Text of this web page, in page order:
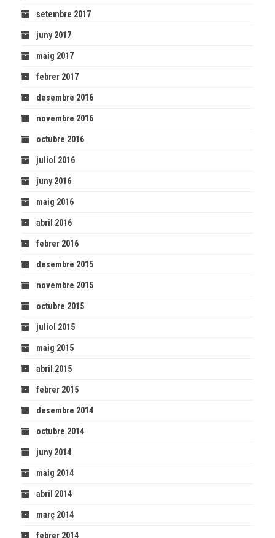
setembre 2017
juny 2017
maig 2017
febrer 2017
desembre 2016
novembre 2016
octubre 2016
juliol 2016
juny 2016
maig 2016
abril 2016
febrer 2016
desembre 2015
novembre 2015
octubre 2015
juliol 2015
maig 2015
abril 2015
febrer 2015
desembre 2014
octubre 2014
juny 2014
maig 2014
abril 2014
març 2014
febrer 2014